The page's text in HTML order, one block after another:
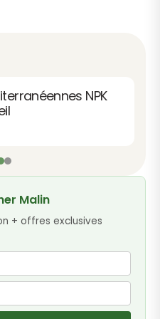
NPK
Malin
+ offres exclusives